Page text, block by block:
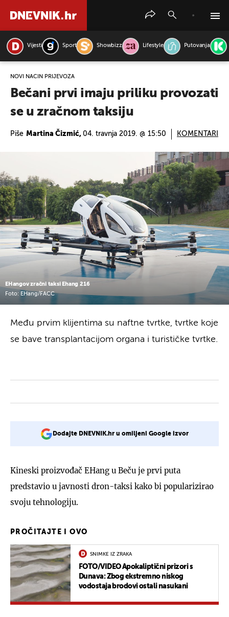
Vijesti Sport Showbizz Lifestyle Putovanja
NOVI NAČIN PRIJEVOZA
Bečani prvi imaju priliku provozati
se u zračnom taksiju
Piše Martina Čizmić, 04. travnja 2019. @ 15:50 KOMENTARI
EHangov zračni taksi Ehang 216
Foto: EHang/FACC
Među prvim klijentima su naftne tvrtke, tvrtke koje
se bave transplantacijom organa i turističke tvrtke.
Dodajte DNEVNIK.hr u omiljeni Google izvor
Kineski proizvođač EHang u Beču je prvi puta
predstavio u javnosti dron-taksi kako bi popularizirao
svoju tehnologiju.
PROČITAJTE I OVO
SNIMKE IZ ZRAKA
FOTO/VIDEO Apokaliptični prizori s
Dunava: Zbog ekstremno niskog
vodostaja brodovi ostali nasukani
PRETRAŽITE VIJESTI